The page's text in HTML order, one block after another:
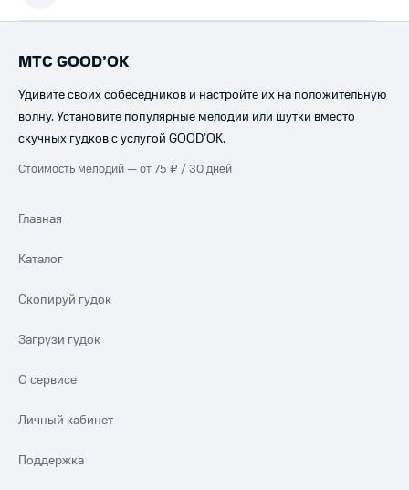
МТС GOOD’OK
Удивите своих собеседников и настройте их на положительную
волну. Установите популярные мелодии или шутки вместо
скучных гудков с услугой GOOD’OK.
Стоимость мелодий — от 75 ₽ / 30 дней
Главная
Каталог
Скопируй гудок
Загрузи гудок
О сервисе
Личный кабинет
Поддержка